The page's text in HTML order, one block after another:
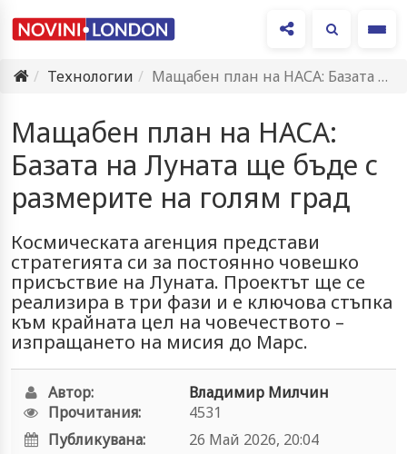
Технологии
Мащабен план на НАСА: Базата на Луната ще бъде с…
Мащабен план на НАСА:
Базата на Луната ще бъде с
размерите на голям град
Космическата агенция представи
стратегията си за постоянно човешко
присъствие на Луната. Проектът ще се
реализира в три фази и е ключова стъпка
към крайната цел на човечеството –
изпращането на мисия до Марс.
Автор:
Владимир Милчин
Прочитания:
4531
Публикувана:
26 Май 2026, 20:04